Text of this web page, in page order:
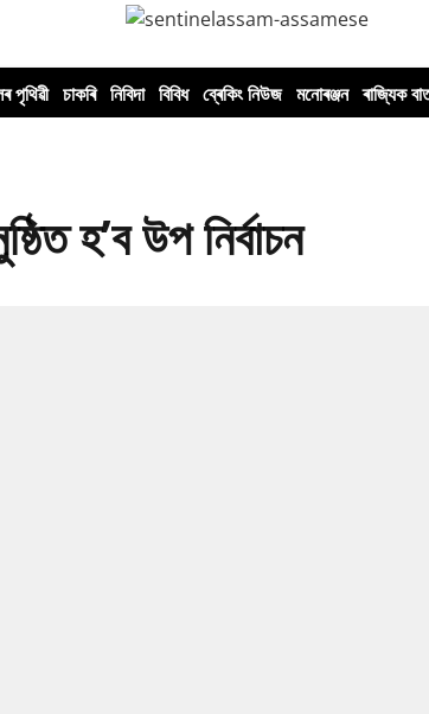
পৃথিৱী চাকৰি নিবিদা বিবিধ ব্ৰেকিং নিউজ মনোৰঞ্জন ৰাজ্যিক
হ’ব উপ নিৰ্বাচন